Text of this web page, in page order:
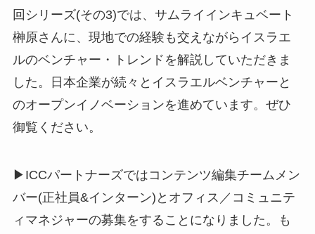
回シリーズ(その3)では、サムライインキュベート
榊原さんに、現地での経験も交えながらイスラエ
ルのベンチャー・トレンドを解説していただきま
した。日本企業が続々とイスラエルベンチャーと
のオープンイノベーションを進めています。ぜひ
御覧ください。
▶ICCパートナーズではコンテンツ編集チームメン
バー(正社員&インターン)とオフィス／コミュニテ
ィマネジャーの募集をすることになりました。も